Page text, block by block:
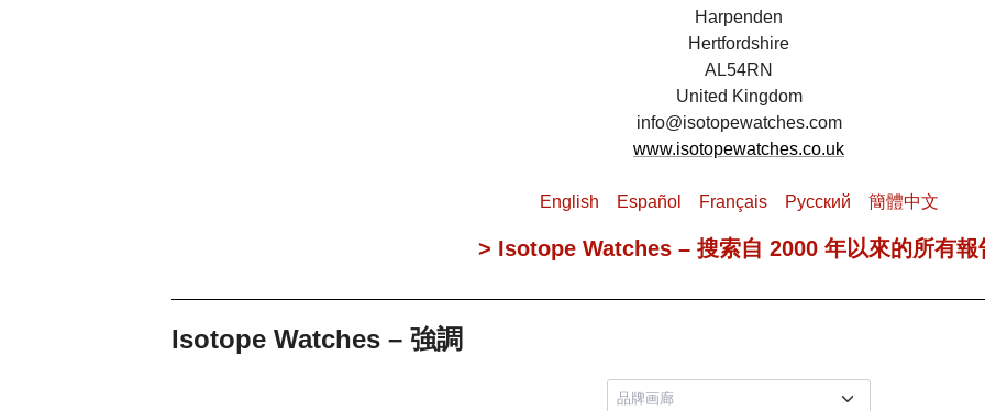
Harpenden
Hertfordshire
AL54RN
United Kingdom
info@isotopewatches.com
www.isotopewatches.co.uk
English Español Français Pусский 簡體中文
> Isotope Watches – 搜索自 2000 年以來的所有報
Isotope Watches – 強調